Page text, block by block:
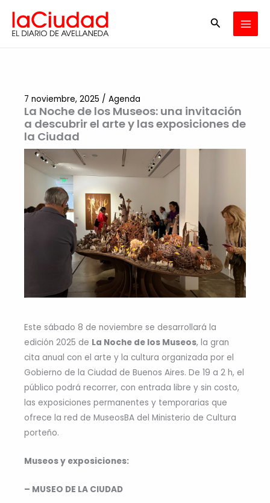
contenido
Buscar
La Noche de los Museos: una invitación
a descubrir el arte y las exposiciones de
la Ciudad
7 noviembre, 2025 / Agenda
Este sábado 8 de noviembre se desarrollará la
edición 2025 de La Noche de los Museos, la gran
cita anual con el arte y la cultura organizada por el
Gobierno de la Ciudad de Buenos Aires. De 19 a 2 h, el
público podrá recorrer, con entrada libre y sin costo,
las exposiciones permanentes y temporarias que
ofrece la red de MuseosBA del Ministerio de Cultura
porteño.
Museos y exposiciones:
– MUSEO DE LA CIUDAD